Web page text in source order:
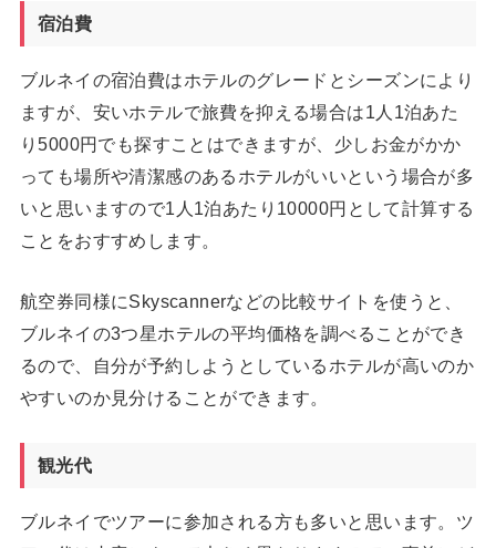
宿泊費
ブルネイの宿泊費はホテルのグレードとシーズンにより
ますが、安いホテルで旅費を抑える場合は1人1泊あた
り5000円でも探すことはできますが、少しお金がかか
っても場所や清潔感のあるホテルがいいという場合が多
いと思いますので1人1泊あたり10000円として計算する
ことをおすすめします。
航空券同様にSkyscannerなどの比較サイトを使うと、
ブルネイの3つ星ホテルの平均価格を調べることができ
るので、自分が予約しようとしているホテルが高いのか
やすいのか見分けることができます。
観光代
ブルネイでツアーに参加される方も多いと思います。ツ